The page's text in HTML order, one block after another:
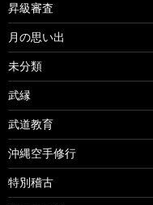
昇級審査
月の思い出
未分類
武縁
武道教育
沖縄空手修行
特別稽古